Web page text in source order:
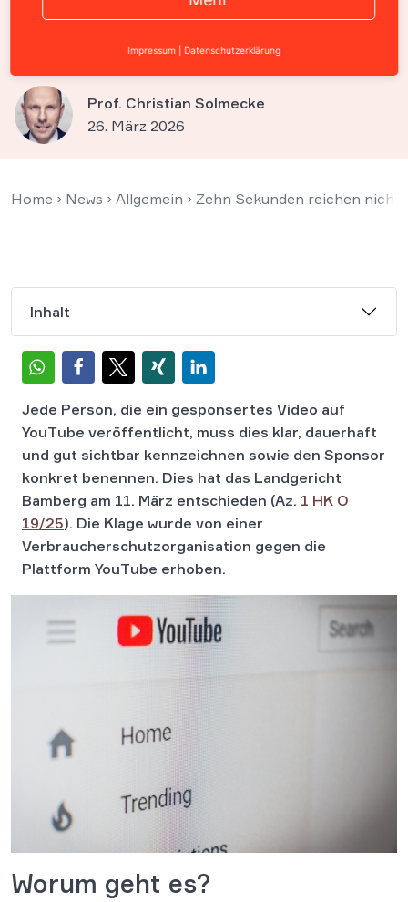
Pflichten von YouTube im
Bereich Influencer-Werbung
Prof. Christian Solmecke
26. März 2026
Home › News › Allgemein › Zehn Sekunden reichen nicht
Inhalt
Jede Person, die ein gesponsertes Video auf
YouTube veröffentlicht, muss dies klar, dauerhaft
und gut sichtbar kennzeichnen sowie den Sponsor
konkret benennen. Dies hat das Landgericht
Bamberg am 11. März entschieden (Az. 1 HK O
19/25). Die Klage wurde von einer
Verbraucherschutzorganisation gegen die
Plattform YouTube erhoben.
Worum geht es?
Impressum Datenschutzerklärung